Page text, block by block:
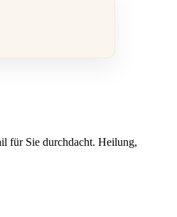
für Sie durchdacht. Heilung,